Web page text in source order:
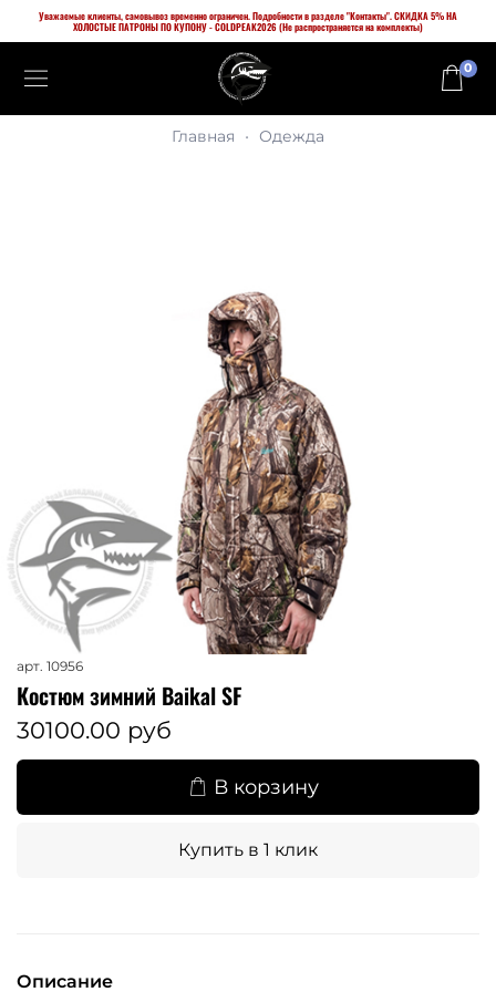
Уважаемые клиенты, самовывоз временно ограничен. Подробности в разделе "Контакты". СКИДКА 5% НА
ХОЛОСТЫЕ ПАТРОНЫ ПО КУПОНУ - COLDPEAK2026 (Не распространяется на комплекты)
0
Главная Одежда
арт. 10956
Костюм зимний Baikal SF
30100.00 руб
В корзину
Купить в 1 клик
Описание